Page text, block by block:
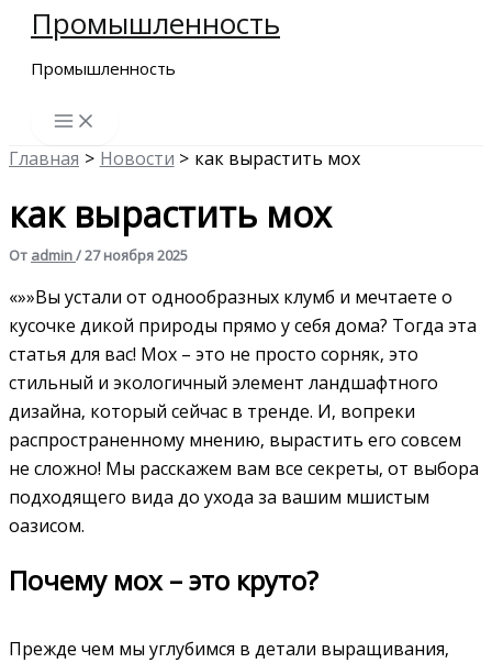
Перейти
содержимому
Промышленность
Промышленность
Главная Новости как вырастить мох
как вырастить мох
От admin/27 ноября 2025
«»»Вы устали от однообразных клумб и мечтаете о
кусочке дикой природы прямо у себя дома? Тогда эта
статья для вас! Мох – это не просто сорняк‚ это
стильный и экологичный элемент ландшафтного
дизайна‚ который сейчас в тренде. И‚ вопреки
распространенному мнению‚ вырастить его совсем
не сложно! Мы расскажем вам все секреты‚ от выбора
подходящего вида до ухода за вашим мшистым
оазисом.
Почему мох – это круто?
Прежде чем мы углубимся в детали выращивания‚